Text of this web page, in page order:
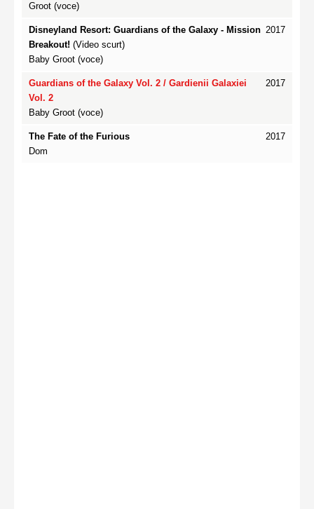
Groot (voce)
2017
Disneyland Resort: Guardians of the Galaxy - Mission
Breakout! (Video scurt)
Baby Groot (voce)
2017
Guardians of the Galaxy Vol. 2 / Gardienii Galaxiei
Vol. 2
Baby Groot (voce)
2017
The Fate of the Furious
Dom